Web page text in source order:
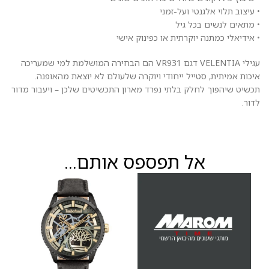
• עיצוב תלוי אלגנטי ועל-זמני
• מתאים לנשים בכל גיל
• אידיאלי כמתנה יוקרתית או כפינוק אישי
עגילי VELENTIA דגם VR931 הם הבחירה המושלמת למי שמעריכה
איכות אמיתית, סטייל ייחודי ויוקרה שלעולם לא יוצאת מהאופנה.
תכשיט שיהפוך לחלק בלתי נפרד מארון התכשיטים שלכן – ויעבור מדור
לדור.
אל תפספס אותם...